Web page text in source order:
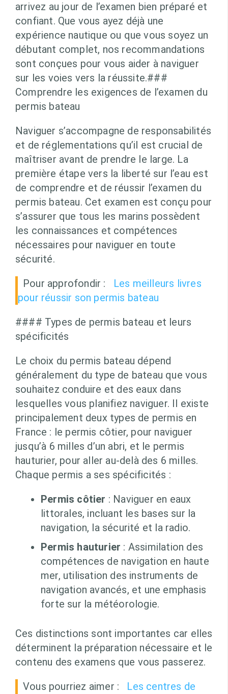
arrivez au jour de l’examen bien préparé et
confiant. Que vous ayez déjà une
expérience nautique ou que vous soyez un
débutant complet, nos recommandations
sont conçues pour vous aider à naviguer
sur les voies vers la réussite.###
Comprendre les exigences de l’examen du
permis bateau
Naviguer s’accompagne de responsabilités
et de réglementations qu’il est crucial de
maîtriser avant de prendre le large. La
première étape vers la liberté sur l’eau est
de comprendre et de réussir l’examen du
permis bateau. Cet examen est conçu pour
s’assurer que tous les marins possèdent
les connaissances et compétences
nécessaires pour naviguer en toute
sécurité.
Pour approfondir :
Les meilleurs livres
pour réussir son permis bateau
#### Types de permis bateau et leurs
spécificités
Le choix du permis bateau dépend
généralement du type de bateau que vous
souhaitez conduire et des eaux dans
lesquelles vous planifiez naviguer. Il existe
principalement deux types de permis en
France : le permis côtier, pour naviguer
jusqu’à 6 milles d’un abri, et le permis
hauturier, pour aller au-delà des 6 milles.
Chaque permis a ses spécificités :
Permis côtier : Naviguer en eaux
littorales, incluant les bases sur la
navigation, la sécurité et la radio.
Permis hauturier : Assimilation des
compétences de navigation en haute
mer, utilisation des instruments de
navigation avancés, et une emphasis
forte sur la météorologie.
Ces distinctions sont importantes car elles
déterminent la préparation nécessaire et le
contenu des examens que vous passerez.
Vous pourriez aimer :
Les centres de